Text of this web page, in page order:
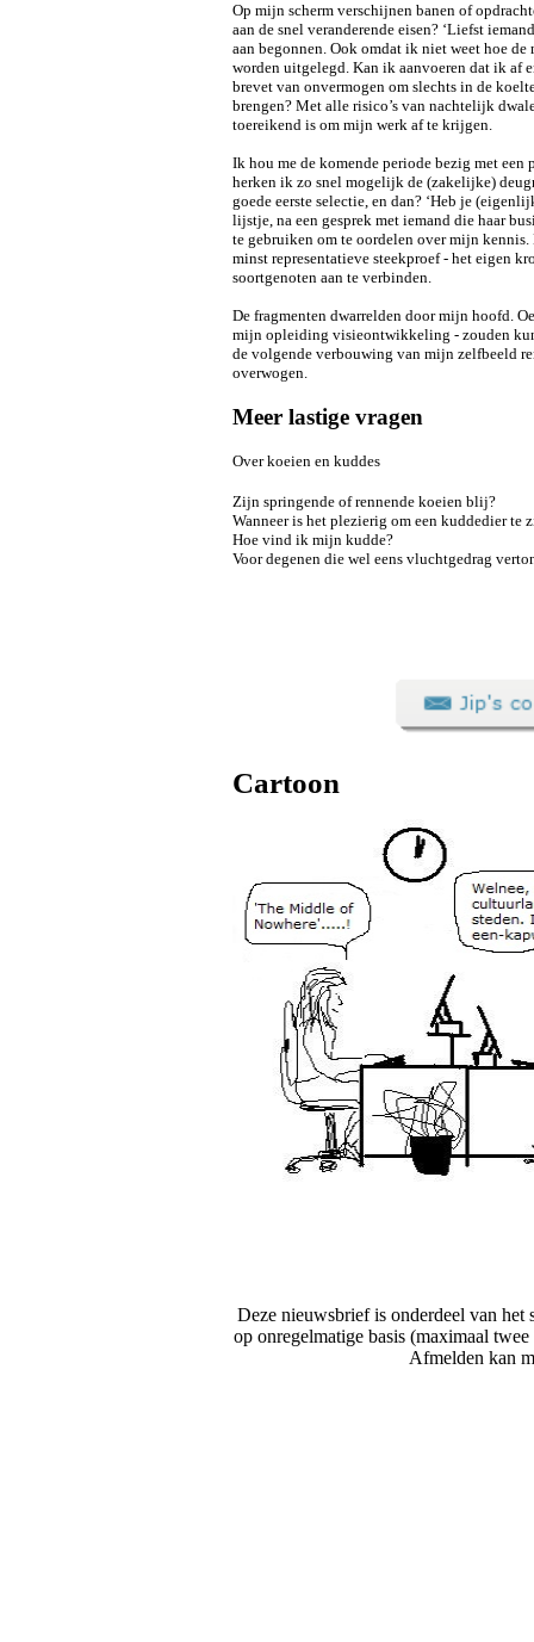
Op mijn scherm verschijnen banen of
aan de snel veranderende eisen? ‘Liefst
aan begonnen. Ook omdat ik niet weet hoe
worden uitgelegd. Kan ik aanvoeren dat ik af
brevet van onvermogen om slechts in de
brengen? Met alle risico’s van nachtelijk
toereikend is om mijn werk af te krijgen.
Ik hou me de komende periode bezig met
herken ik zo snel mogelijk de (zakelijke)
goede eerste selectie, en dan? ‘Heb je
lijstje, na een gesprek met iemand die haar
te gebruiken om te oordelen over mijn
minst representatieve steekproef - het eigen
soortgenoten aan te verbinden.
De fragmenten dwarrelden door mijn hoofd.
mijn opleiding visieontwikkeling - zouden
de volgende verbouwing van mijn zelfbeeld
overwogen.
Meer lastige vragen
Over koeien en kuddes
Zijn springende of rennende koeien blij?
Wanneer is het plezierig om een kuddedier te
Hoe vind ik mijn kudde?
Voor degenen die wel eens vluchtgedrag
Cartoon
Deze nieuwsbrief is onderdeel van het
op onregelmatige basis (maximaal
Afmelden kan